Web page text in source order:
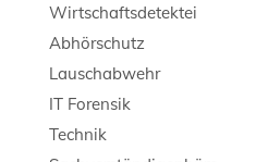
Wirtschaftsdetektei
Abhörschutz
Lauschabwehr
IT Forensik
Technik